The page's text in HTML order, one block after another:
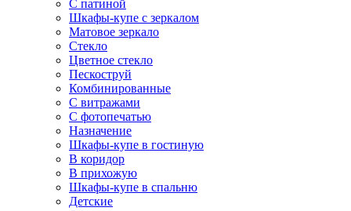
С патиной
Шкафы-купе с зеркалом
Матовое зеркало
Стекло
Цветное стекло
Пескоструй
Комбинированные
С витражами
С фотопечатью
Назначение
Шкафы-купе в гостиную
В коридор
В прихожую
Шкафы-купе в спальню
Детские